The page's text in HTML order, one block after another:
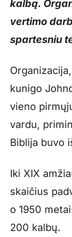
kalbą.
vertimo
spartesniu
kunigo
vieno
vardu,
Biblija buvo
Iki XIX
skaičius
o 1950
200 kalbų.